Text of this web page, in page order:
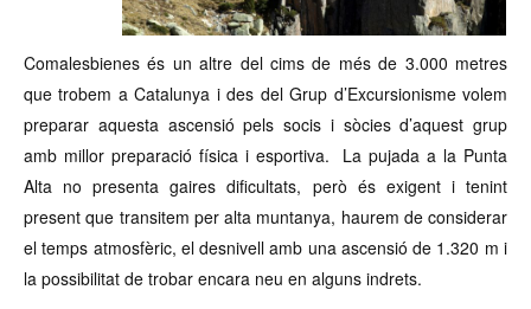
Comalesbienes és un altre del cims de més de 3.000 metres
que trobem a Catalunya i des del Grup d’Excursionisme volem
preparar aquesta ascensió pels socis i sòcies d’aquest grup
amb millor preparació física i esportiva. La pujada a la Punta
Alta no presenta gaires dificultats, però és exigent i tenint
present que transitem per alta muntanya, haurem de considerar
el temps atmosfèric, el desnivell amb una ascensió de 1.320 m i
la possibilitat de trobar encara neu en alguns indrets.